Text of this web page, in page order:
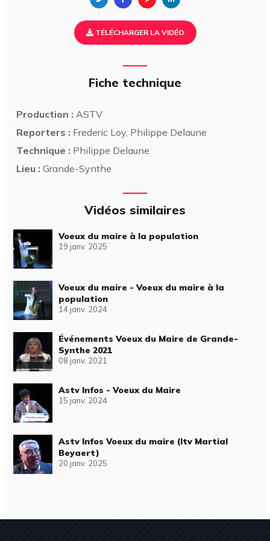
TÉLÉCHARGER LA VIDÉO
Fiche technique
Production : ASTV
Reporters : Frederic Loy, Philippe Delaune
Technique : Philippe Delaune
Lieu : Grande-Synthe
Vidéos similaires
Voeux du maire à la population
19 janv. 2025
Voeux du maire - Voeux du maire à la
population
14 janv. 2024
Événements Voeux du Maire de Grande-
Synthe 2021
08 janv. 2021
Astv Infos - Voeux du Maire
15 janv. 2024
Astv Infos Voeux du maire (Itv Martial
Beyaert)
20 janv. 2025